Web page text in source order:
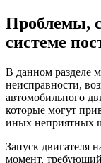
Проблемы,
системе
В данном разделе
неисправности,
автомобильного
которые могут
иных неприятных
Запуск двигателя
момент,